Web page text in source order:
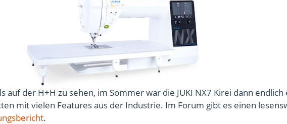
auf der H+H zu sehen, im Sommer war die JUKI NX7 Kirei dann endlich
mit vielen Features aus der Industrie. Im Forum gibt es einen
.